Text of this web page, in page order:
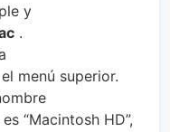
y
.
menú superior.
“Macintosh HD”,